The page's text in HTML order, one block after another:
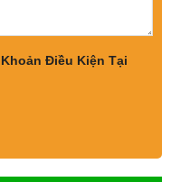
Điều Kiện Tại